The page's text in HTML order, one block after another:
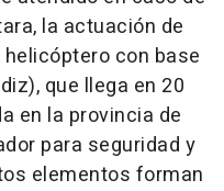
la actuación de
con base
que llega en 20
en la provincia de
para seguridad y
elementos forman